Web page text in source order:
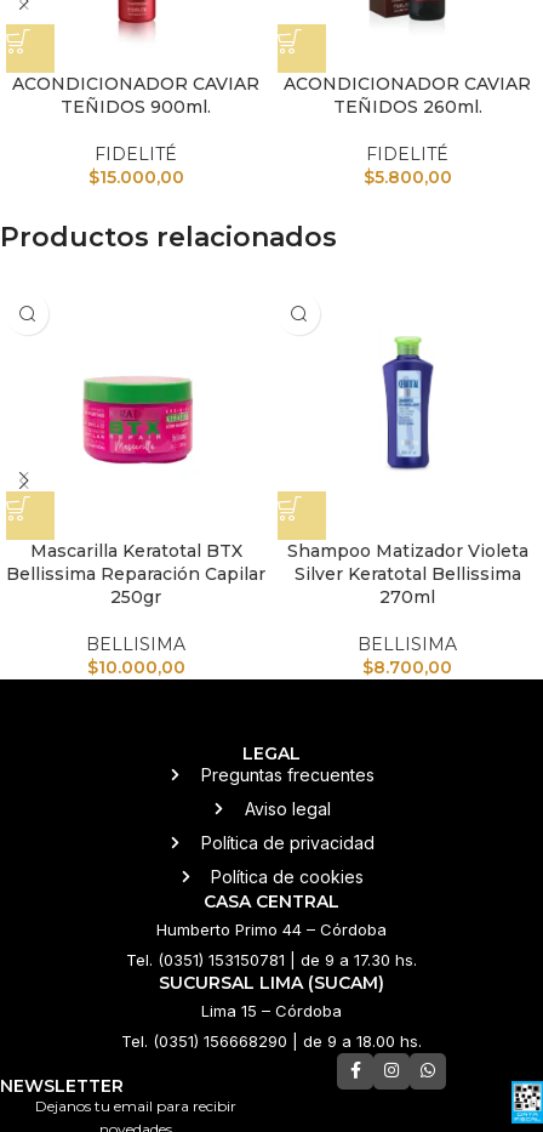
ACONDICIONADOR CAVIAR
TEÑIDOS 900ml.
FIDELITÉ
$15.000,00
ACONDICIONADOR CAVIAR
TEÑIDOS 260ml.
FIDELITÉ
$5.800,00
Productos relacionados
Mascarilla Keratotal BTX
Bellissima Reparación Capilar
250gr
BELLISIMA
$10.000,00
Shampoo Matizador Violeta
Silver Keratotal Bellissima
270ml
BELLISIMA
$8.700,00
LEGAL
Preguntas frecuentes
Aviso legal
Política de privacidad
Política de cookies
CASA CENTRAL
Humberto Primo 44 – Córdoba
Tel. (0351) 153150781 | de 9 a 17.30 hs.
SUCURSAL LIMA (SUCAM)
Lima 15 – Córdoba
Tel. (0351) 156668290 | de 9 a 18.00 hs.
NEWSLETTER
Dejanos tu email para recibir